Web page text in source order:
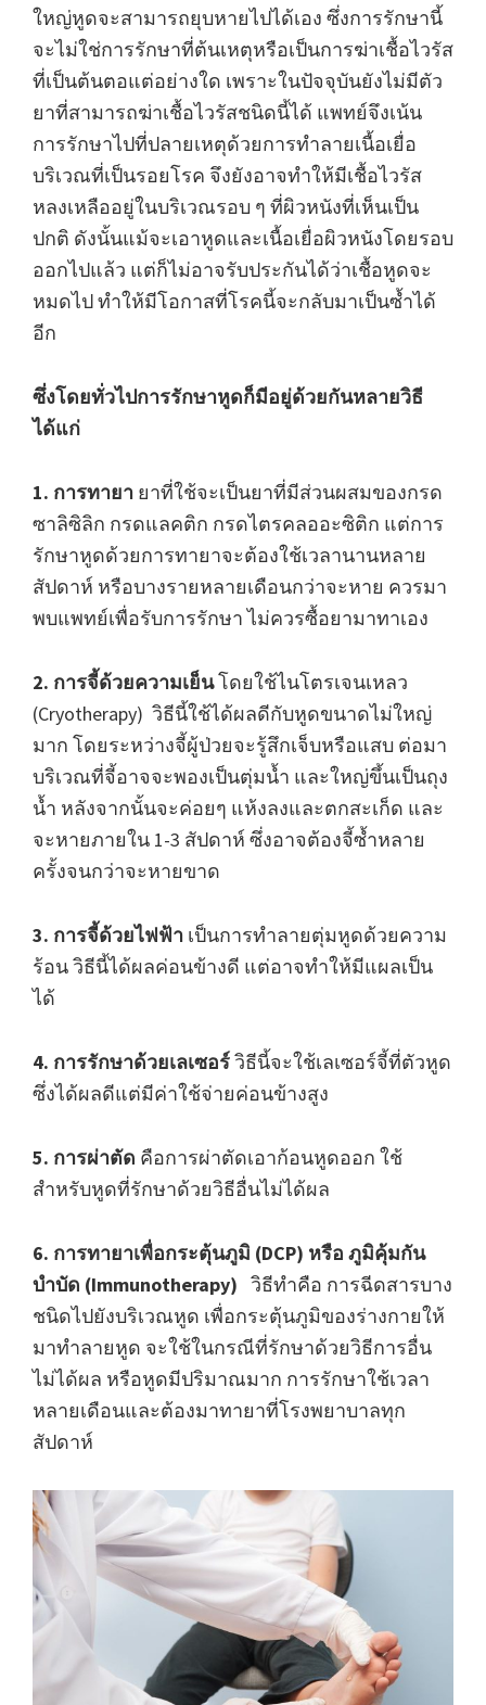
ใหญ่หูดจะสามารถยุบหายไปได้เอง ซึ่งการรักษานี้
จะไม่ใช่การรักษาที่ต้นเหตุหรือเป็นการฆ่าเชื้อไวรัส
ที่เป็นต้นตอแต่อย่างใด เพราะในปัจจุบันยังไม่มีตัว
ยาที่สามารถฆ่าเชื้อไวรัสชนิดนี้ได้ แพทย์จึงเน้น
การรักษาไปที่ปลายเหตุด้วยการทำลายเนื้อเยื่อ
บริเวณที่เป็นรอยโรค จึงยังอาจทำให้มีเชื้อไวรัส
หลงเหลืออยู่ในบริเวณรอบ ๆ ที่ผิวหนังที่เห็นเป็น
ปกติ ดังนั้นแม้จะเอาหูดและเนื้อเยื่อผิวหนังโดยรอบ
ออกไปแล้ว แต่ก็ไม่อาจรับประกันได้ว่าเชื้อหูดจะ
หมดไป ทำให้มีโอกาสที่โรคนี้จะกลับมาเป็นซ้ำได้
อีก
ซึ่งโดยทั่วไปการรักษาหูดก็มีอยู่ด้วยกันหลายวิธี
ได้แก่
1. การทายา ยาที่ใช้จะเป็นยาที่มีส่วนผสมของกรด
ซาลิซิลิก กรดแลคติก กรดไตรคลออะซิติก แต่การ
รักษาหูดด้วยการทายาจะต้องใช้เวลานานหลาย
สัปดาห์ หรือบางรายหลายเดือนกว่าจะหาย ควรมา
พบแพทย์เพื่อรับการรักษา ไม่ควรซื้อยามาทาเอง
2. การจี้ด้วยความเย็นโดยใช้ไนโตรเจนเหลว
(Cryotherapy) วิธีนี้ใช้ได้ผลดีกับหูดขนาดไม่ใหญ่
มาก โดยระหว่างจี้ผู้ป่วยจะรู้สึกเจ็บหรือแสบ ต่อมา
บริเวณที่จี้อาจจะพองเป็นตุ่มน้ำ และใหญ่ขึ้นเป็นถุง
น้ำ หลังจากนั้นจะค่อยๆ แห้งลงและตกสะเก็ด และ
จะหายภายใน 1-3 สัปดาห์ ซึ่งอาจต้องจี้ซ้ำหลาย
ครั้งจนกว่าจะหายขาด
3. การจี้ด้วยไฟฟ้า เป็นการทำลายตุ่มหูดด้วยความ
ร้อน วิธีนี้ได้ผลค่อนข้างดี แต่อาจทำให้มีแผลเป็น
ได้
4. การรักษาด้วยเลเซอร์วิธีนี้จะใช้เลเซอร์จี้ที่ตัวหูด
ซึ่งได้ผลดีแต่มีค่าใช้จ่ายค่อนข้างสูง
5. การผ่าตัด คือการผ่าตัดเอาก้อนหูดออก ใช้
สำหรับหูดที่รักษาด้วยวิธีอื่นไม่ได้ผล
6. การทายาเพื่อกระตุ้นภูมิ (DCP) หรือ ภูมิคุ้มกัน
บำบัด (Immunotherapy) วิธีทำคือ การฉีดสารบาง
ชนิดไปยังบริเวณหูด เพื่อกระตุ้นภูมิของร่างกายให้
มาทำลายหูด จะใช้ในกรณีที่รักษาด้วยวิธีการอื่น
ไม่ได้ผล หรือหูดมีปริมาณมาก การรักษาใช้เวลา
หลายเดือนและต้องมาทายาที่โรงพยาบาลทุก
สัปดาห์